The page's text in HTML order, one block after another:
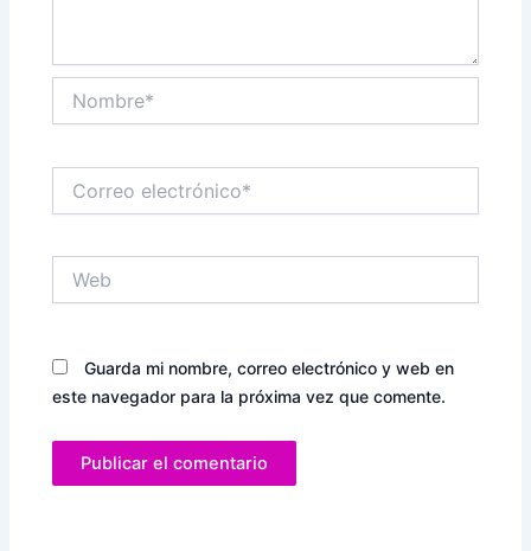
electrónico*
Guarda mi nombre, correo electrónico y web en
este navegador para la próxima vez que comente.